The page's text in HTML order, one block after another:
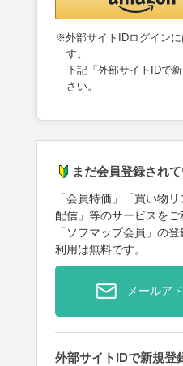
※外部サイトIDログイン
す。
下記「外部サイトIDで
さい。
まだ会員登録され
「会員特価」「買い物
配信」等のサービスをご
「ソフマップ会員」の
利用は無料です。
メールア
外部サイトIDで新規登